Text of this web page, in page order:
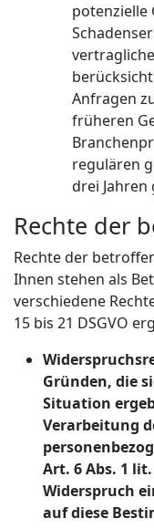
potenzielle
Anfragen
früheren
regulären
drei Jahren
Rechte der
Rechte der
Ihnen stehen als
verschiedene
15 bis 21 DSGVO
Gründen, die
Situation
Verarbeitung
Art. 6 Abs. 1
Widerspruch
auf diese